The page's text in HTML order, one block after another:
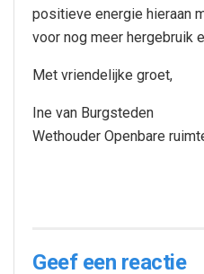
positieve energie hieraan
voor nog meer hergebruik
Met vriendelijke groet,
Ine van Burgsteden
Wethouder Openbare
Geef een reactie